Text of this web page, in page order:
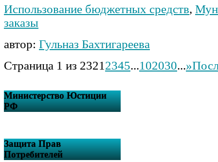
Использование бюджетных средств,
заказы
автор: Гульназ Бахтигареева
Страница 1 из 2321 2345...102030...»
Министерство Юстиции
РФ
Защита Прав
Потребителей